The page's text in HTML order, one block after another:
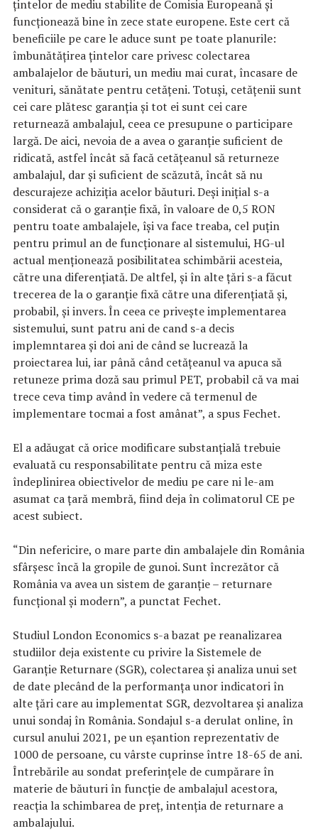
ţintelor de mediu stabilite de Comisia Europeană şi
funcţionează bine în zece state europene. Este cert că
beneficiile pe care le aduce sunt pe toate planurile:
îmbunătăţirea ţintelor care privesc colectarea
ambalajelor de băuturi, un mediu mai curat, încasare de
venituri, sănătate pentru cetăţeni. Totuşi, cetăţenii sunt
cei care plătesc garanţia şi tot ei sunt cei care
returnează ambalajul, ceea ce presupune o participare
largă. De aici, nevoia de a avea o garanţie suficient de
ridicată, astfel încât să facă cetăţeanul să returneze
ambalajul, dar şi suficient de scăzută, încât să nu
descurajeze achiziţia acelor băuturi. Deşi iniţial s-a
considerat că o garanţie fixă, în valoare de 0,5 RON
pentru toate ambalajele, îşi va face treaba, cel puţin
pentru primul an de funcţionare al sistemului, HG-ul
actual menţionează posibilitatea schimbării acesteia,
către una diferenţiată. De altfel, şi în alte ţări s-a făcut
trecerea de la o garanţie fixă către una diferenţiată şi,
probabil, şi invers. În ceea ce priveşte implementarea
sistemului, sunt patru ani de cand s-a decis
implemntarea şi doi ani de când se lucrează la
proiectarea lui, iar până când cetăţeanul va apuca să
retuneze prima doză sau primul PET, probabil că va mai
trece ceva timp având în vedere că termenul de
implementare tocmai a fost amânat”, a spus Fechet.
El a adăugat că orice modificare substanţială trebuie
evaluată cu responsabilitate pentru că miza este
îndeplinirea obiectivelor de mediu pe care ni le-am
asumat ca ţară membră, fiind deja în colimatorul CE pe
acest subiect.
“Din nefericire, o mare parte din ambalajele din România
sfârşesc încă la gropile de gunoi. Sunt încrezător că
România va avea un sistem de garanţie – returnare
funcţional şi modern”, a punctat Fechet.
Studiul London Economics s-a bazat pe reanalizarea
studiilor deja existente cu privire la Sistemele de
Garanţie Returnare (SGR), colectarea şi analiza unui set
de date plecând de la performanţa unor indicatori în
alte ţări care au implementat SGR, dezvoltarea şi analiza
unui sondaj în România. Sondajul s-a derulat online, în
cursul anului 2021, pe un eşantion reprezentativ de
1000 de persoane, cu vârste cuprinse între 18-65 de ani.
Întrebările au sondat preferinţele de cumpărare în
materie de băuturi în funcţie de ambalajul acestora,
reacţia la schimbarea de preţ, intenţia de returnare a
ambalajului.